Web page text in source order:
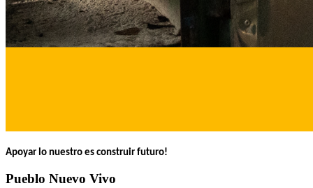
Apoyar lo nuestro es construir futuro!
Pueblo Nuevo Vivo